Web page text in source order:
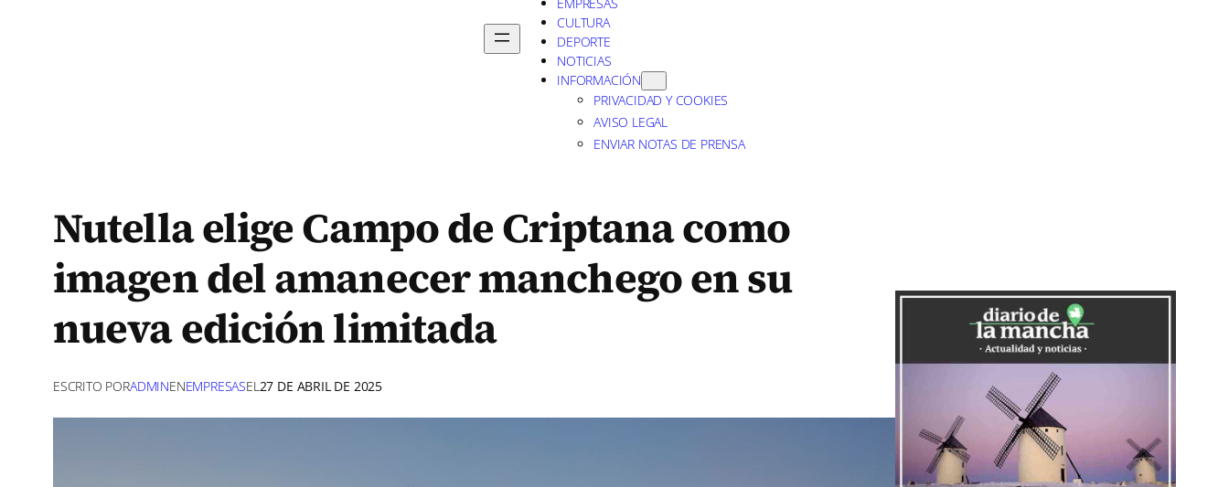
CULTURA
DEPORTE
NOTICIAS
INFORMACIÓN
PRIVACIDAD Y COOKIES
AVISO LEGAL
ENVIAR NOTAS DE PRENSA
Nutella elige Campo de Criptana como
imagen del amanecer manchego en su
nueva edición limitada
ESCRITO PORADMINENEMPRESASEL 27 DE ABRIL DE 2025